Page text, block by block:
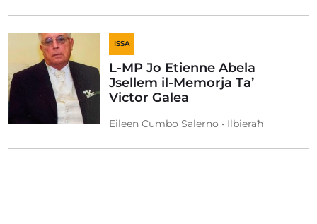
ISSA
L-MP Jo Etienne Abela
Jsellem il-Memorja Ta’
Victor Galea
Eileen Cumbo Salerno • Ilbieraħ